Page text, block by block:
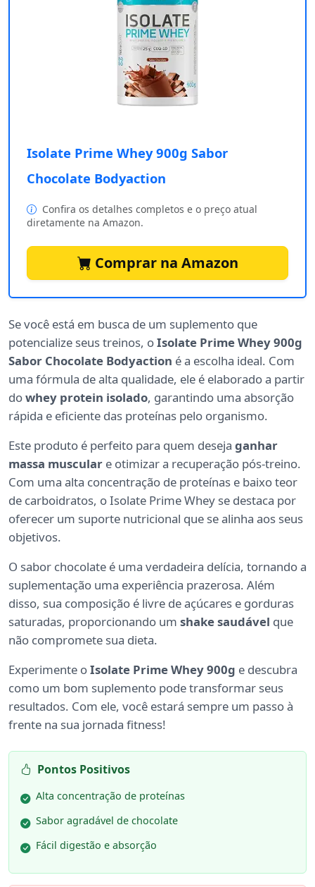
Isolate Prime Whey 900g Sabor
Chocolate Bodyaction
Confira os detalhes completos e o preço atual
diretamente na Amazon.
Comprar na Amazon
Se você está em busca de um suplemento que
potencialize seus treinos, oIsolate Prime Whey 900g
Sabor Chocolate Bodyaction é a escolha ideal. Com
uma fórmula de alta qualidade, ele é elaborado a partir
dowhey protein isolado, garantindo uma absorção
rápida e eficiente das proteínas pelo organismo.
Este produto é perfeito para quem deseja ganhar
massa muscular e otimizar a recuperação pós-treino.
Com uma alta concentração de proteínas e baixo teor
de carboidratos, o Isolate Prime Whey se destaca por
oferecer um suporte nutricional que se alinha aos seus
objetivos.
O sabor chocolate é uma verdadeira delícia, tornando a
suplementação uma experiência prazerosa. Além
disso, sua composição é livre de açúcares e gorduras
saturadas, proporcionando um shake saudável que
não compromete sua dieta.
Experimente oIsolate Prime Whey 900g e descubra
como um bom suplemento pode transformar seus
resultados. Com ele, você estará sempre um passo à
frente na sua jornada fitness!
Pontos Positivos
Alta concentração de proteínas
Sabor agradável de chocolate
Fácil digestão e absorção